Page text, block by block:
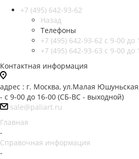
+7 (495) 642-93-62
Назад
Телефоны
+7 (495) 642-93-62 c 9-00 до
+7 (495) 642-93-63 c 9-00 до
Контактная информация
адрес : г. Москва, ул.Малая Юшуньская,
- c 9-00 до 16-00 (СБ-ВС - выходной)
sale@paliart.ru
Главная
-
Справочная информация
-